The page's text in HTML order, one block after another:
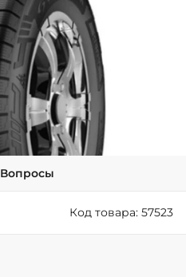
+38 (067) 911-14-14
- на Щепкина
+38 (098) 911-911-0
- на Тополе
+38 (098) 911-911-4
- на Калиновой
+38 (077) 7-184-184
- Донецкое шоссе
+38 (050)-911-911-2
+38 (099)-643-33-77
Вопросы
Код товара: 57523